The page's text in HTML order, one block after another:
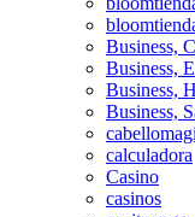
Business,
Business,
Business,
Business,
calculadora
Casino
casinos